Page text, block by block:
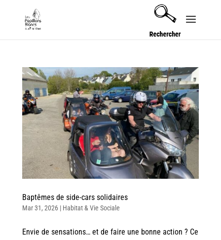
Baptêmes de side-cars solidaires
Mar 31, 2026| Habitat & Vie Sociale
Envie de sensations… et de faire une bonne action ? Ce